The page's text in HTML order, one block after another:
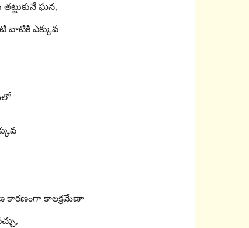
ఘన,
వాటికి ఎక్కువ
కారణంగా కాలక్రమేణా